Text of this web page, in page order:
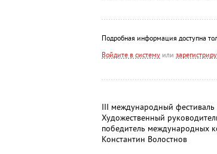
Подробная информация доступна
Войдите в системуили
III международный
Художественный
победитель международных
Константин Волостнов